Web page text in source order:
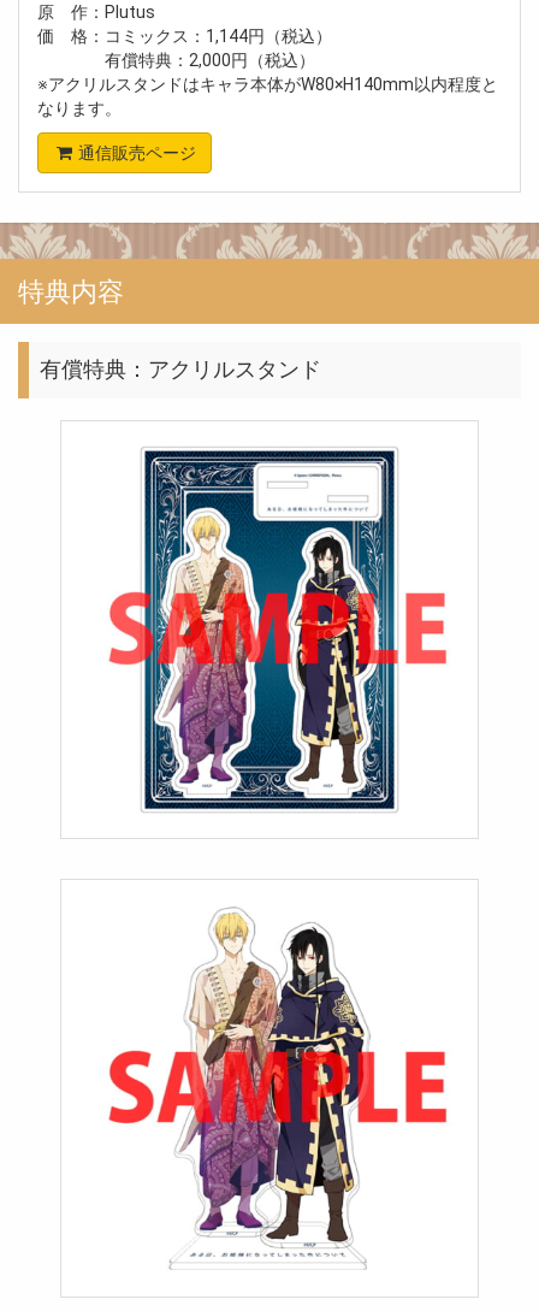
原 作：Plutus
価 格：コミックス：1,144円（税込）
有償特典：2,000円（税込）
※アクリルスタンドはキャラ本体がW80×H140mm以内程度と
なります。
通信販売ページ
特典内容
有償特典：アクリルスタンド